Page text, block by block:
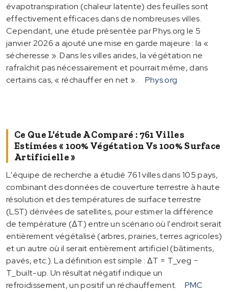
évapotranspiration (chaleur latente) des feuilles sont
effectivement efficaces dans de nombreuses villes.
Cependant, une étude présentée par Phys.org le 5
janvier 2026 a ajouté une mise en garde majeure : la «
sécheresse ». Dans les villes arides, la végétation ne
rafraîchit pas nécessairement et pourrait même, dans
certains cas, « réchauffer en net ».
Phys.org
Ce Que L'étude A Comparé : 761 Villes
Estimées « 100% Végétation Vs 100% Surface
Artificielle »
L'équipe de recherche a étudié 761 villes dans 105 pays,
combinant des données de couverture terrestre à haute
résolution et des températures de surface terrestre
(LST) dérivées de satellites, pour estimer la différence
de température (∆T) entre un scénario où l'endroit serait
entièrement végétalisé (arbres, prairies, terres agricoles)
et un autre où il serait entièrement artificiel (bâtiments,
pavés, etc.). La définition est simple : ∆T = T_veg −
T_built-up. Un résultat négatif indique un
refroidissement, un positif un réchauffement.
PMC